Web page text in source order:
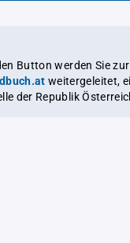
Button werden Sie
weitergeleitet, eine offizielle
der Republik